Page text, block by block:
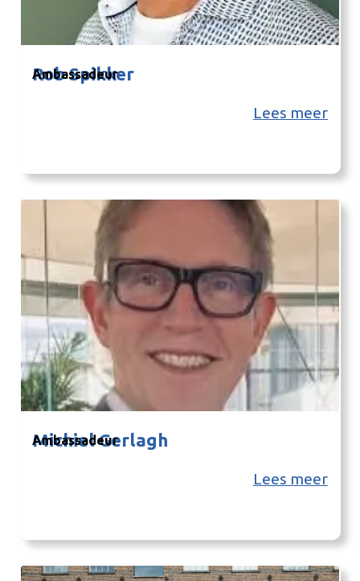
Rob Spikker
Ambassadeur
Lees meer
Michiel Gerlagh
Ambassadeur
Lees meer